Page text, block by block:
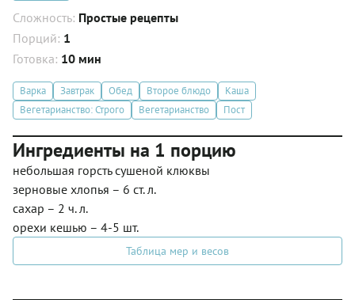
Сложность: Простые рецепты
Порций: 1
Готовка: 10 мин
Варка Завтрак Обед Второе блюдо
Каша
Вегетарианство: Строго
Вегетарианство Пост
Ингредиенты на 1 порцию
небольшая горсть сушеной клюквы
зерновые хлопья – 6 ст. л.
сахар – 2 ч. л.
орехи кешью – 4-5 шт.
Таблица мер и весов